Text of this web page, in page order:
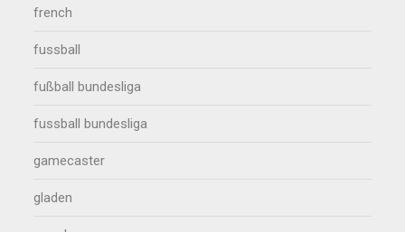
french
fussball
fußball bundesliga
fussball bundesliga
gamecaster
gladen